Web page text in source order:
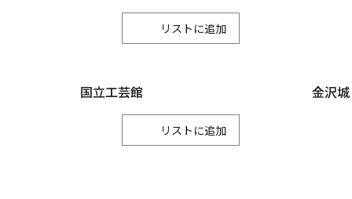
リスト
国立工芸館
リスト
金沢